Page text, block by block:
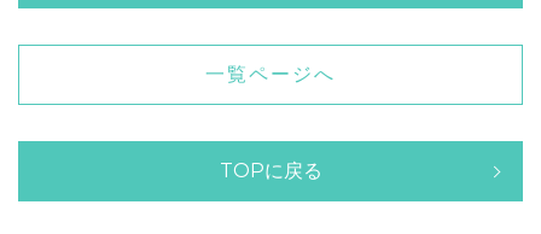
一覧ページへ
TOPに戻る